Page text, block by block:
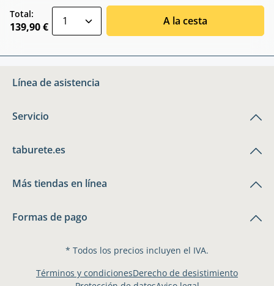
Total:
139,90 € A la cesta
Línea de asistencia
Servicio
taburete.es
Más tiendas en línea
Formas de pago
* Todos los precios incluyen el IVA.
Términos y condicionesDerecho de desistimiento